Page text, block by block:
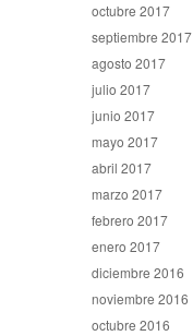
octubre 2017
septiembre 2017
agosto 2017
julio 2017
junio 2017
mayo 2017
abril 2017
marzo 2017
febrero 2017
enero 2017
diciembre 2016
noviembre 2016
octubre 2016